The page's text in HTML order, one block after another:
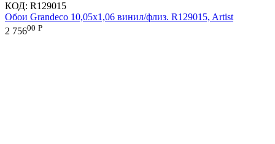
КОД: R129015
Обои Grandeco 10,05х1,06 винил/флиз. R129015, Artist
2 75600 Р